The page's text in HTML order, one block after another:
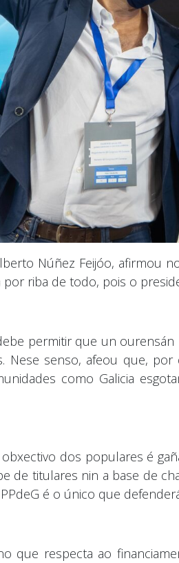
Núñez Feijóo, afirmou
por riba de todo, pois o
permitir que un
senso, afeou que,
como Galicia
dos populares é
de titulares nin a base de
é o único que
que respecta ao